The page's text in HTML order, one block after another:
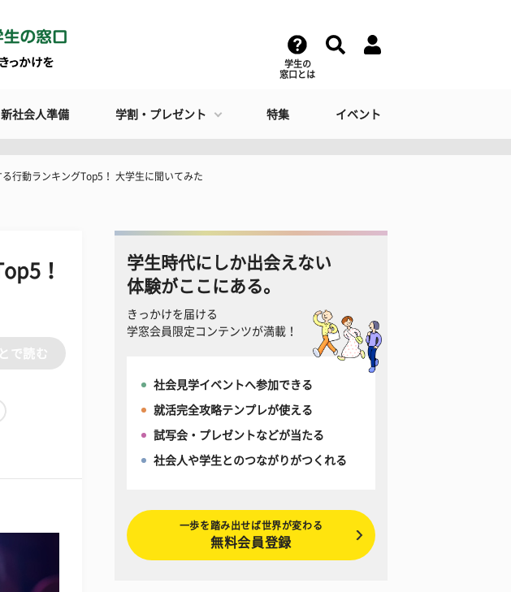
学生の
窓口とは
新社会人準備 学割・プレゼント 特集 イベント
行動ランキングTop5！ 大学生に聞いてみた
！
で読む
学生時代にしか出会えない
体験がここにある。
きっかけを届ける
学窓会員限定コンテンツが満載！
社会見学イベントへ参加できる
就活完全攻略テンプレが使える
試写会・プレゼントなどが当たる
社会人や学生とのつながりがつくれる
一歩を踏み出せば世界が変わる
無料会員登録